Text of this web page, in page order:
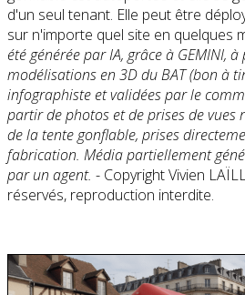
d'un seul tenant. Elle peut être
sur n'importe quel site en quelques
été générée par IA, grâce à GEMINI,
modélisations en 3D du BAT (bon à
infographiste et validées par le
partir de photos et de prises de vues
de la tente gonflable, prises
fabrication. Média partiellement
par un agent. - Copyright Vivien
réservés, reproduction interdite.